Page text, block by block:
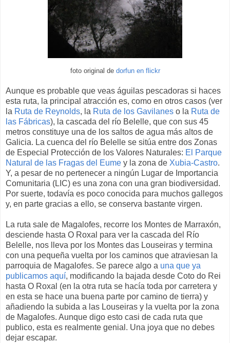
foto original de dorfun en flickr
Aunque es probable que veas águilas pescadoras si haces
esta ruta, la principal atracción es, como en otros casos (ver
la Ruta de Reynolds, la Ruta de los Gavilanes o la Ruta de
las Fábricas), la cascada del río Belelle, que con sus 45
metros constituye una de los saltos de agua más altos de
Galicia. La cuenca del río Belelle se sitúa entre dos Zonas
de Especial Protección de los Valores Naturales: El Parque
Natural de las Fragas del Eume y la zona de Xubia-Castro.
Y, a pesar de no pertenecer a ningún Lugar de Importancia
Comunitaria (LIC) es una zona con una gran biodiversidad.
Por suerte, todavía es poco conocida para muchos gallegos
y, en parte gracias a ello, se conserva bastante virgen.
La ruta sale de Magalofes, recorre los Montes de Marraxón,
desciende hasta O Roxal para ver la cascada del Río
Belelle, nos lleva por los Montes das Louseiras y termina
con una pequeña vuelta por los caminos que atraviesan la
parroquia de Magalofes. Se parece algo a una que ya
publicamos aquí, modificando la bajada desde Coto do Rei
hasta O Roxal (en la otra ruta se hacía toda por carretera y
en esta se hace una buena parte por camino de tierra) y
añadiendo la subida a las Louseiras y la vuelta por la zona
de Magalofes. Aunque digo esto casi de cada ruta que
publico, esta es realmente genial. Una joya que no debes
dejar escapar.